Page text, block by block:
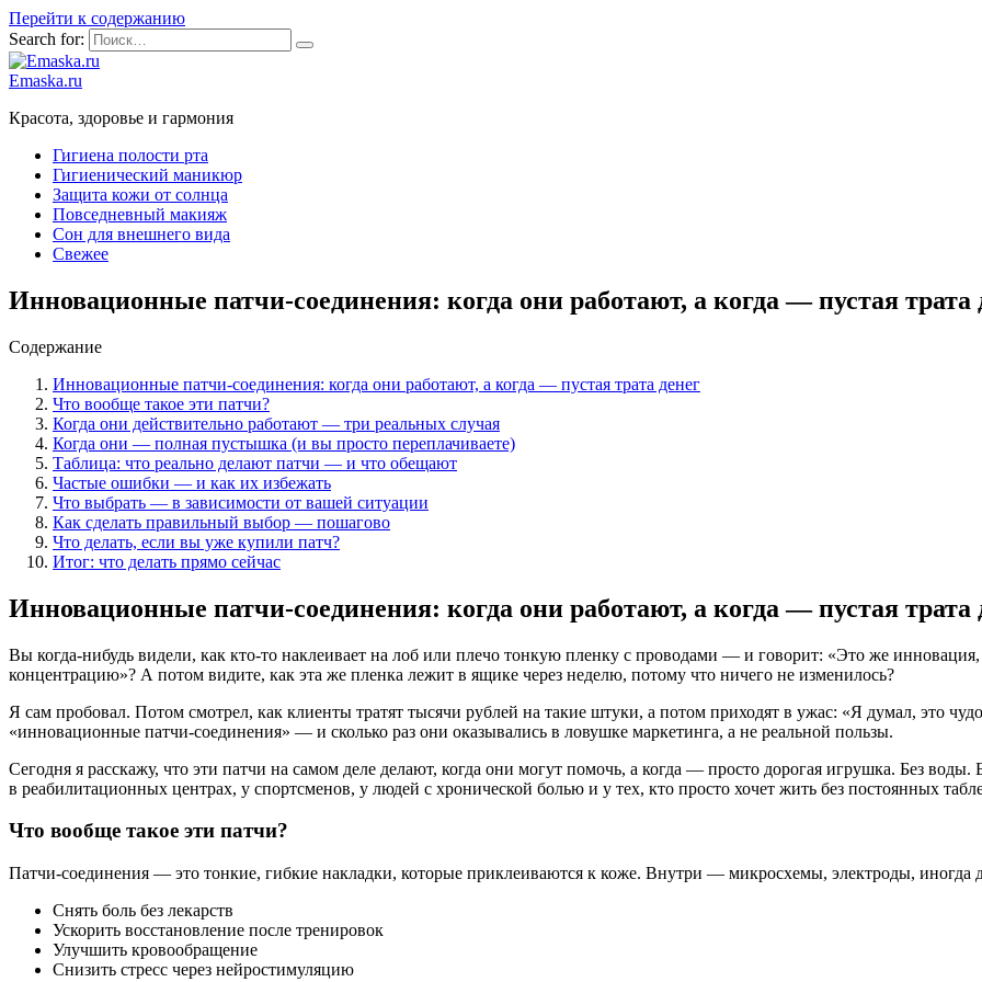
Перейти к содержанию
Search for:
Emaska.ru
Красота, здоровье и гармония
Гигиена полости рта
Гигиенический маникюр
Защита кожи от солнца
Повседневный макияж
Сон для внешнего вида
Свежее
Инновационные патчи-соединения: когда они работают, а когда — пустая трата
Содержание
Инновационные патчи-соединения: когда они работают, а когда — пустая трата денег
Что вообще такое эти патчи?
Когда они действительно работают — три реальных случая
Когда они — полная пустышка (и вы просто переплачиваете)
Таблица: что реально делают патчи — и что обещают
Частые ошибки — и как их избежать
Что выбрать — в зависимости от вашей ситуации
Как сделать правильный выбор — пошагово
Что делать, если вы уже купили патч?
Итог: что делать прямо сейчас
Инновационные патчи-соединения: когда они работают, а когда — пустая трата
Вы когда-нибудь видели, как кто-то наклеивает на лоб или плечо тонкую пленку с проводами — и говорит: «Это же
концентрацию»? А потом видите, как эта же пленка лежит в ящике через неделю, потому что ничего не изменилось?
Я сам пробовал. Потом смотрел, как клиенты тратят тысячи рублей на такие штуки, а потом приходят в ужас: «Я думал, это
«инновационные патчи-соединения» — и сколько раз они оказывались в ловушке маркетинга, а не реальной пользы.
Сегодня я расскажу, что эти патчи на самом деле делают, когда они могут помочь, а когда — просто дорогая игрушка. Без
в реабилитационных центрах, у спортсменов, у людей с хронической болью и у тех, кто просто хочет жить без постоянных
Что вообще такое эти патчи?
Патчи-соединения — это тонкие, гибкие накладки, которые приклеиваются к коже. Внутри — микросхемы, электроды, иногда
Снять боль без лекарств
Ускорить восстановление после тренировок
Улучшить кровообращение
Снизить стресс через нейростимуляцию